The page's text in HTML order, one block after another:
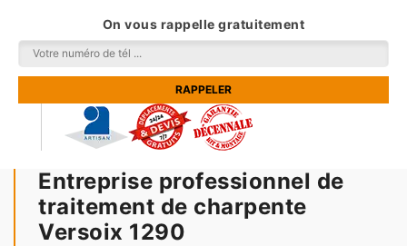
On vous rappelle gratuitement
Entreprise professionnel de
traitement de charpente
Versoix 1290